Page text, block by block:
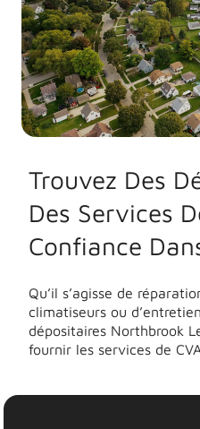
Trouvez Des
Des Services
Confiance
Qu’il s’agisse de
climatiseurs ou
dépositaires Northbrook
fournir les services de